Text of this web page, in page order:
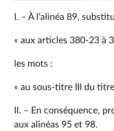
I. – À l’alinéa 89,
« aux articles 380‑23 à
les mots :
« au sous-titre III du titre I
II. – En conséquence,
aux alinéas 95 et 98.